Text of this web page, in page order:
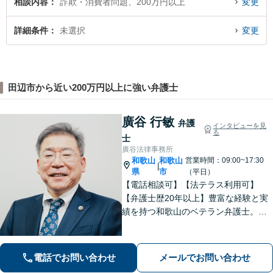
詳細条件 未選択 変更
田辺市から近い200万円以上に強い弁護士
廣谷 行敏 弁護
士
インタビューを見
る
廣谷法律事務所
和歌山
県
|
和歌山
市
営業時間：09:00~17:30
（平日）
【電話相談可】【法テラス利用可】
【弁護士歴20年以上】豊富な経験と実
績を持つ和歌山のベテラン弁護士。
性弁護士も在籍。DV／モラハラ・お子
さまの問題も親身に取り組む【夜間・
電話でお問い合わせ メールでお問い合わせ